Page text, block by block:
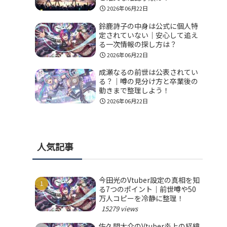
2026年06月22日
鈴鹿詩子の中身は公式に個人特
定されていない｜安心して追え
る一次情報の探し方は？
2026年06月22日
成瀬なるの前世は公表されてい
る？｜噂の見分け方と卒業後の
動きまで整理しよう！
2026年06月22日
人気記事
今田光のVtuber設定の真相を知
る7つのポイント｜前世噂や50
万人コピーを冷静に整理！
15279 views